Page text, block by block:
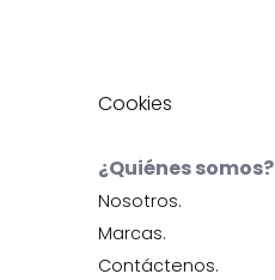
Cookies
¿Quiénes somos?
Nosotros.
Marcas.
Contáctenos.